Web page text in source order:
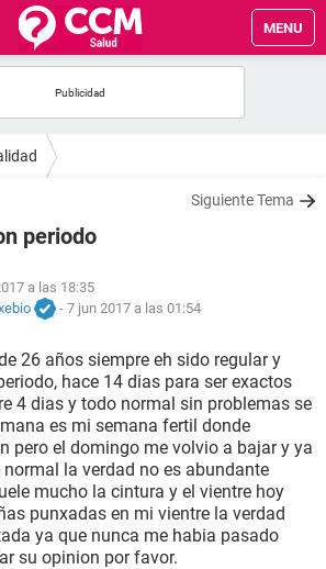
MENU
Siguiente Tema
periodo
a las 18:35
- 7 jun 2017 a las 01:54
26 años siempre eh sido regular y
hace 14 dias para ser exactos
4 dias y todo normal sin problemas se
es mi semana fertil donde
pero el domingo me volvio a bajar y ya
la verdad no es abundante
mucho la cintura y el vientre hoy
punxadas en mi vientre la verdad
ya que nunca me habia pasado
su opinion por favor.